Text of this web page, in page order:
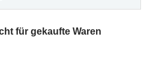
für gekaufte Waren